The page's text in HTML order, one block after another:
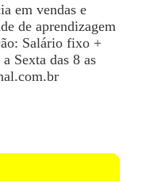
em vendas e
de aprendizagem
Salário fixo +
Sexta das 8 as